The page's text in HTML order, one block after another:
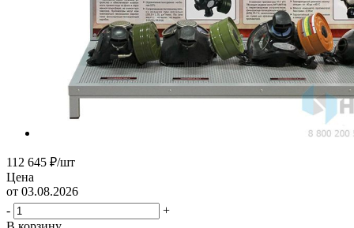
112 645 ₽/шт
Цена
от 03.08.2026
-
+